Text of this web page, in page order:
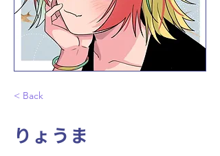
< Back
りょうま